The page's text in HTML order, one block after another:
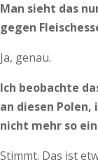
Man sieht das
gegen
Ja, genau.
Ich beobachte
an diesen
nicht mehr so
Stimmt. Das ist